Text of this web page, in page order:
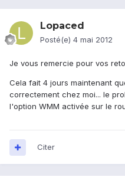
Lopaced
Posté(e) 4 mai 2012
Je vous remercie pour vos
Cela fait 4 jours maintenant
correctement chez moi... le
l'option WMM activée sur le
Citer